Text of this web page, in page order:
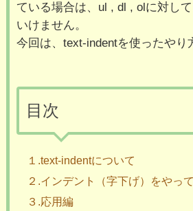
ている場合は、ul , dl , olに対し
いけません。
今回は、text-indentを使ったやり
目次
１.text-indentについて
２.インデント（字下げ）をやっ
３.応用編